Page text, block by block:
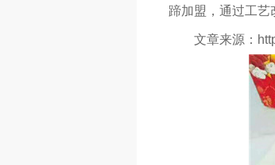
蹄加盟，通过工艺
文章来源：